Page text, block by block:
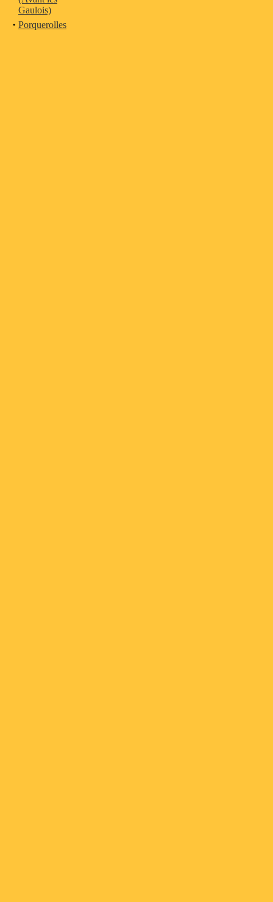
Gaulois)
· Porquerolles